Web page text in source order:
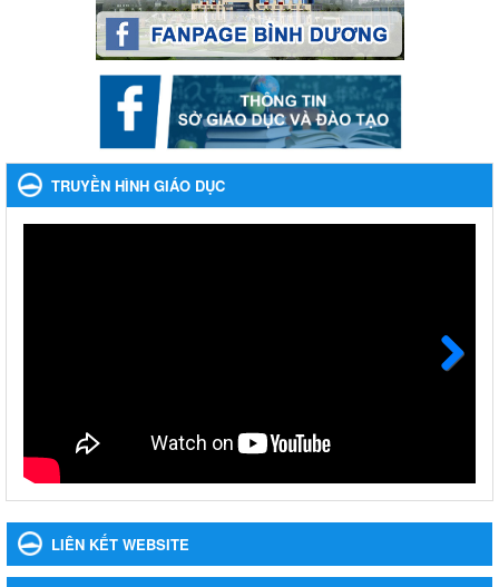
Ngày ban hành: 22/11/2023
Nhắc nhỡ thực hiện thanh toán không dùng tiền mặt các
khoản thu trong nhà trường năm học 2023-2024 và các năm
Nhắc nhỡ thực hiện thanh toán không dùng tiền mặt các khoản
thu trong nhà trường năm học 2023-2024 và các năm tiếp theo
Ngày ban hành: 27/09/2023
bổng, hỗ trợ của Chương trình "Tiếp sức đến trường" năm
Ngày ban hành: 22/08/2023
Triển khai Kế hoạch Triển khai các hoạt động hưởng ứng
phong trào vệ sinh yêu nước nâng cao sức khỏe nhân dân
năm 2023
Triển khai Kế hoạch Triển khai các hoạt động hưởng ứng phong
TRUYỀN HÌNH GIÁO DỤC
LIÊN KẾT WEBSITE